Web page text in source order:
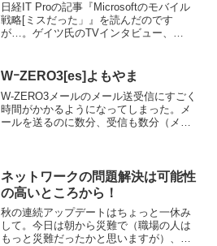
日経IT Proの記事『Microsoftのモバイル
戦略[ミスだった」』を読んだのです
が…。ゲイツ氏のTVインタビュー、
もWindows Phone ...
WｰZERO3[es]よもやま
W-ZERO3メールのメール送受信にすごく
時間がかかるようになってしまった。メ
ールを送るのに数分、受信も数分（メー
ても改善されるよう...
ネットワークの問題解決は可能性
の高いところから！
秋の連続アップデートはちょっと一休み
して。今日は朝から災難で（職場の人は
もっと災難だったかと思いますが）、ネ